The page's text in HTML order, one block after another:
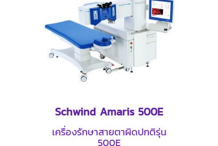
Schwind Amaris 500E
เครื่องรักษาสายตาผิดปกติรุ่น
500E